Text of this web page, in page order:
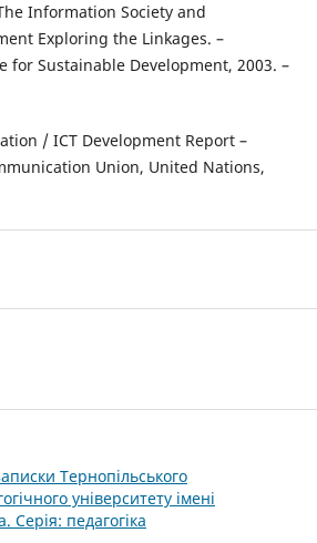
Information Society and
Exploring the Linkages. –
Sustainable Development, 2003. –
/ ICT Development Report –
Union, United Nations,
Тернопільського
університету імені
педагогіка